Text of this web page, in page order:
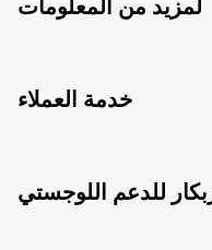
لمزيد من المعلومات
خدمة العملاء
للدعم اللوجستي